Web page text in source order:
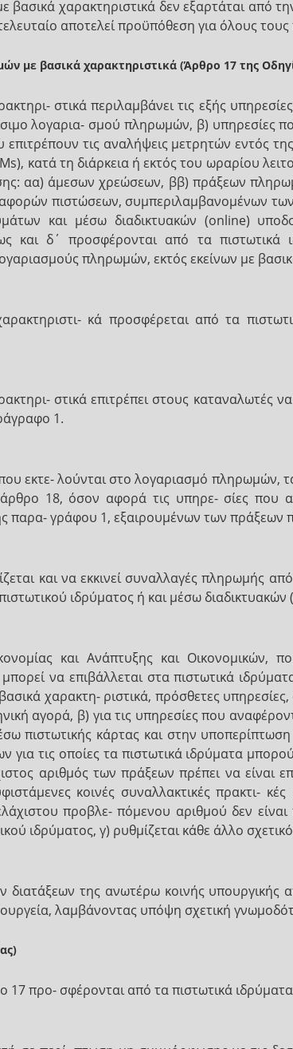
χαρακτηριστικά δεν εξαρτάται από
αποτελεί προϋπόθεση για όλους
με βασικά χαρακτηριστικά (Άρθρο 17 της
στικά περιλαμβάνει τις εξής
λογαρια- σμού πληρωμών, β)
τις αναλήψεις μετρητών εντός
κατά τη διάρκεια ή εκτός του ωραρίου
αα) άμεσων χρεώσεων, ββ) πράξεων
πιστώσεων, συμπεριλαμβανομένων
και μέσω διαδικτυακών (online)
και δ΄ προσφέρονται από τα
πληρωμών, εκτός εκείνων με
κά προσφέρεται από τα
στικά επιτρέπει στους καταναλωτές
1.
εκτε- λούνται στο λογαριασμό πληρωμών,
18, όσον αφορά τις υπηρε- σίες που
παρα- γράφου 1, εξαιρουμένων των πράξεων
και να εκκινεί συναλλαγές πληρωμής
ιδρύματος ή και μέσω
και Ανάπτυξης και Οικονομικών,
να επιβάλλεται στα πιστωτικά
χαρακτη- ριστικά, πρόσθετες
αγορά, β) για τις υπηρεσίες που
πιστωτικής κάρτας και στην
για τις οποίες τα πιστωτικά ιδρύματα
αριθμός των πράξεων πρέπει να είναι
κοινές συναλλακτικές πρακτι-
προβλε- πόμενου αριθμού δεν
ιδρύματος, γ) ρυθμίζεται κάθε άλλο
της ανωτέρω κοινής υπουργικής
λαμβάνοντας υπόψη σχετική
προ- σφέρονται από τα πιστωτικά